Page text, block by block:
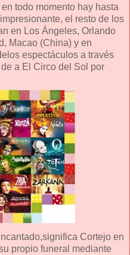
todo momento hay hasta
el resto de los
en Los Ángeles, Orlando
Macao (China) y en
espectáculos a través
a El Circo del Sol por
Cortejo en
propio funeral mediante